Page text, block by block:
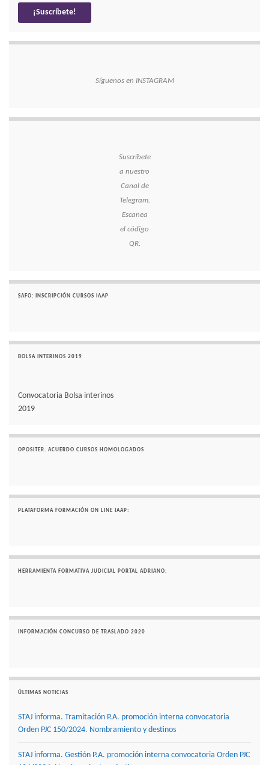
Síguenos en INSTAGRAM
Suscríbete
a nuestro
Canal de
Telegram.
Escanea
el código
QR.
SAFO: INSCRIPCIÓN CURSOS IAAP
BOLSA INTERINOS 2019
Convocatoria Bolsa interinos
2019
OPOSITER. ACUERDO CURSOS HOMOLOGADOS
PLATAFORMA FORMACIÓN ON LINE IAAP:
HERRAMIENTA FORMATIVA JUDICIAL PORTAL ADRIANO:
INFORMACIÓN CONCURSO DE TRASLADO 2020
ÚLTIMAS NOTICIAS
STAJ informa. Tramitación P.A. promoción interna convocatoria
Orden PJC 150/2024. Nombramiento y destinos
STAJ informa. Gestión P.A. promoción interna convocatoria Orden PJC